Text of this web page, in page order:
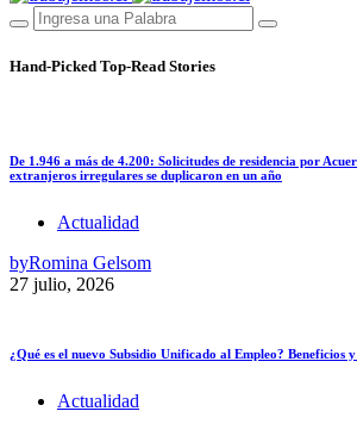
Hand-Picked Top-Read Stories
De 1.946 a más de 4.200: Solicitudes de residencia por
extranjeros irregulares se duplicaron en un año
Actualidad
byRomina Gelsom
27 julio, 2026
¿Qué es el nuevo Subsidio Unificado al Empleo? Beneficios y
Actualidad